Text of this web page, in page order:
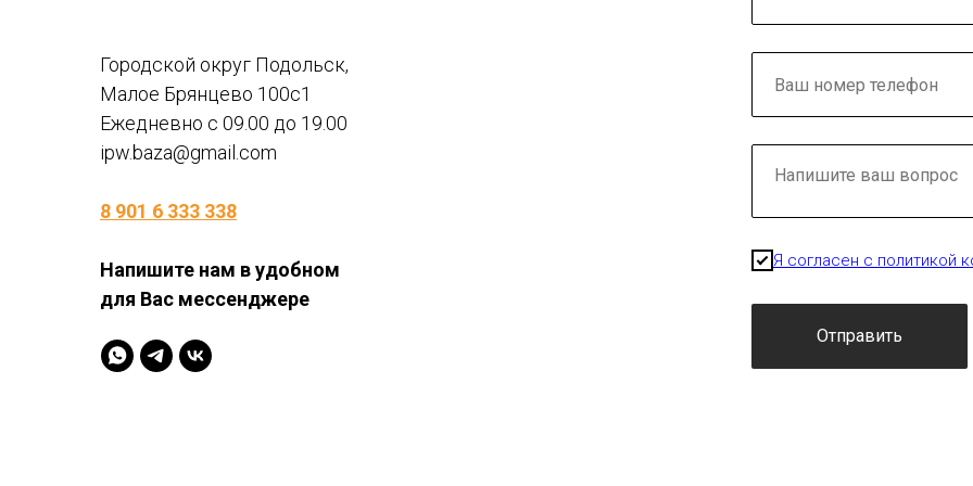
Городской округ Подольск,
Малое Брянцево 100с1
Ежедневно с 09.00 до 19.00
ipw.baza@gmail.com
8 901 6 333 338
Напишите нам в удобном
для Вас мессенджере
Я согласен с политикой
Отправить